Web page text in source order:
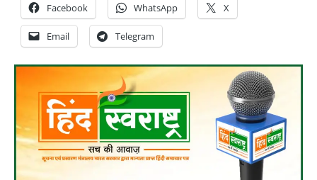
Facebook WhatsApp X
Email Telegram